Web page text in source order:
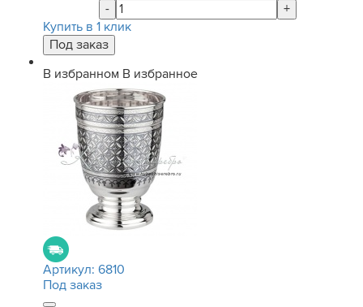
-
+
Купить в 1 клик
В избранном В избранное
Артикул: 6810
Под заказ